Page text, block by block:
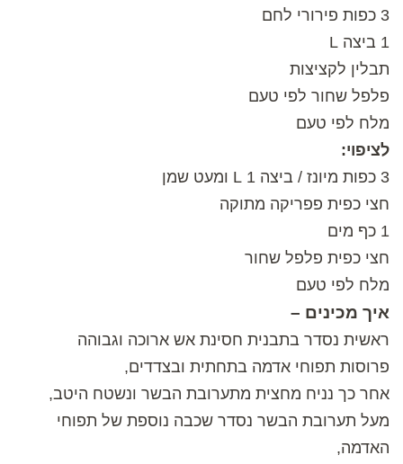
3 כפות פירורי לחם
1 ביצה L
תבלין לקציצות
פלפל שחור לפי טעם
מלח לפי טעם
לציפוי:
3 כפות מיונז / ביצה 1 L ומעט שמן
חצי כפית פפריקה מתוקה
1 כף מים
חצי כפית פלפל שחור
מלח לפי טעם
איך מכינים –
ראשית נסדר בתבנית חסינת אש ארוכה וגבוהה
פרוסות תפוחי אדמה בתחתית ובצדדים,
אחר כך נניח מחצית מתערובת הבשר ונשטח היטב,
מעל תערובת הבשר נסדר שכבה נוספת של תפוחי
האדמה,